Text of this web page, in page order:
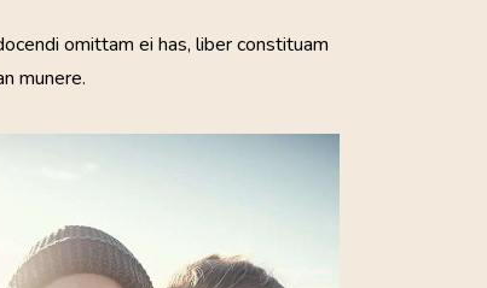
omittam ei has, liber constituam
munere.